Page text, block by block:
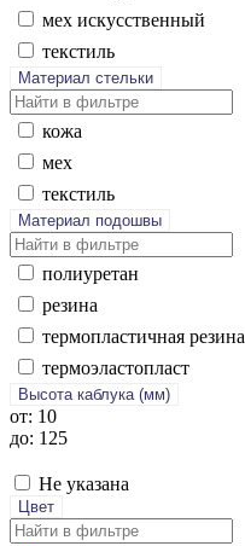
мех ис­кусс­твен­ный
текс­тиль
Материал стельки
ко­жа
мех
текс­тиль
Материал подошвы
по­ли­уре­тан
ре­зина
тер­моплас­тичная ре­зина
тер­мо­элас­топласт
Высота каблука (мм)
от: 10
до: 125
Не указана
Цвет